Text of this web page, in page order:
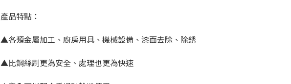
產品特點：
▲各類金屬加工、廚房用具、機械設備、漆面去除、除銹
▲比鋼絲刷更為安全、處理也更為快速